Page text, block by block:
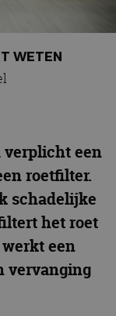
WETEN
verplicht een
roetfilter.
schadelijke
het roet
een
vervanging